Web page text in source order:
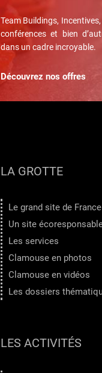
Team Buildings, Incentives,
conférences et bien
dans un cadre incroyable.
Découvrez nos offres
LA GROTTE
Le grand site de France
Un site
Les services
Clamouse en photos
Clamouse en vidéos
Les dossiers
LES ACTIVITÉS